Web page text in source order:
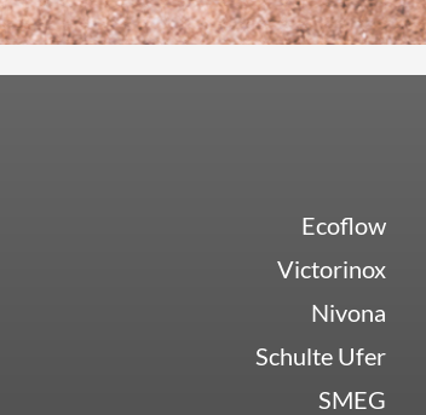
Ecoflow
Victorinox
Nivona
Schulte Ufer
SMEG